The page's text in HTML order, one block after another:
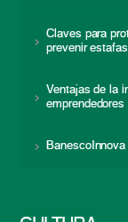
Claves para
prevenir estafas
Ventajas de la
emprendedores